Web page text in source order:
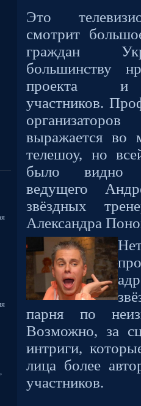
Это
смотрит
граждан
большинству
проекта и
участников.
выражается во
телешоу, но
было видно
ведущего
звёздных
Александра
парня по
Возможно, за
интриги,
лица более
участников.